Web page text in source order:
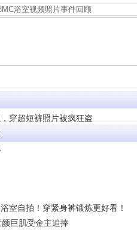
穿超短裤照片被疯狂盗
室自拍！穿紧身裤锻炼更好看！
巨肌受金主追捧